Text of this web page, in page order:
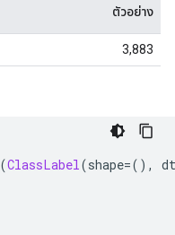
ตัวอย่าง
3,883
(ClassLabel(shape=(),